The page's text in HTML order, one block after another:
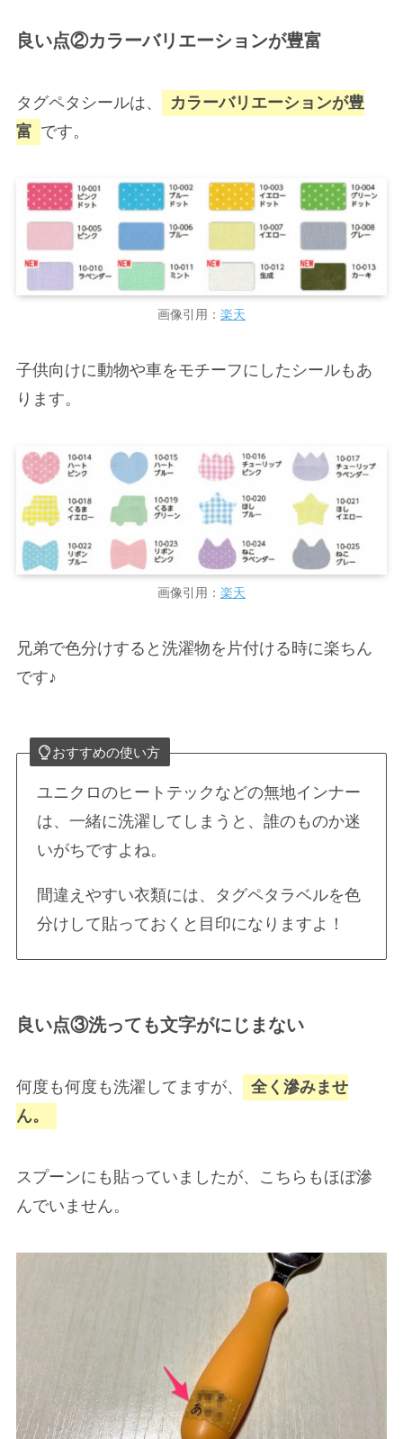
良い点②カラーバリエーションが豊富
タグペタシールは、
カラーバリエーションが豊
富 です。
画像引用： 楽天
子供向けに動物や車をモチーフにしたシールもあ
ります。
画像引用： 楽天
兄弟で色分けすると洗濯物を片付ける時に楽ちん
です♪
おすすめの使い方
ユニクロのヒートテックなどの無地インナー
は、一緒に洗濯してしまうと、誰のものか迷
いがちですよね。
間違えやすい衣類には、タグペタラベルを色
分けして貼っておくと目印になりますよ！
良い点③洗っても文字がにじまない
何度も何度も洗濯してますが、
全く滲みませ
ん。
スプーンにも貼っていましたが、こちらもほぼ滲
んでいません。